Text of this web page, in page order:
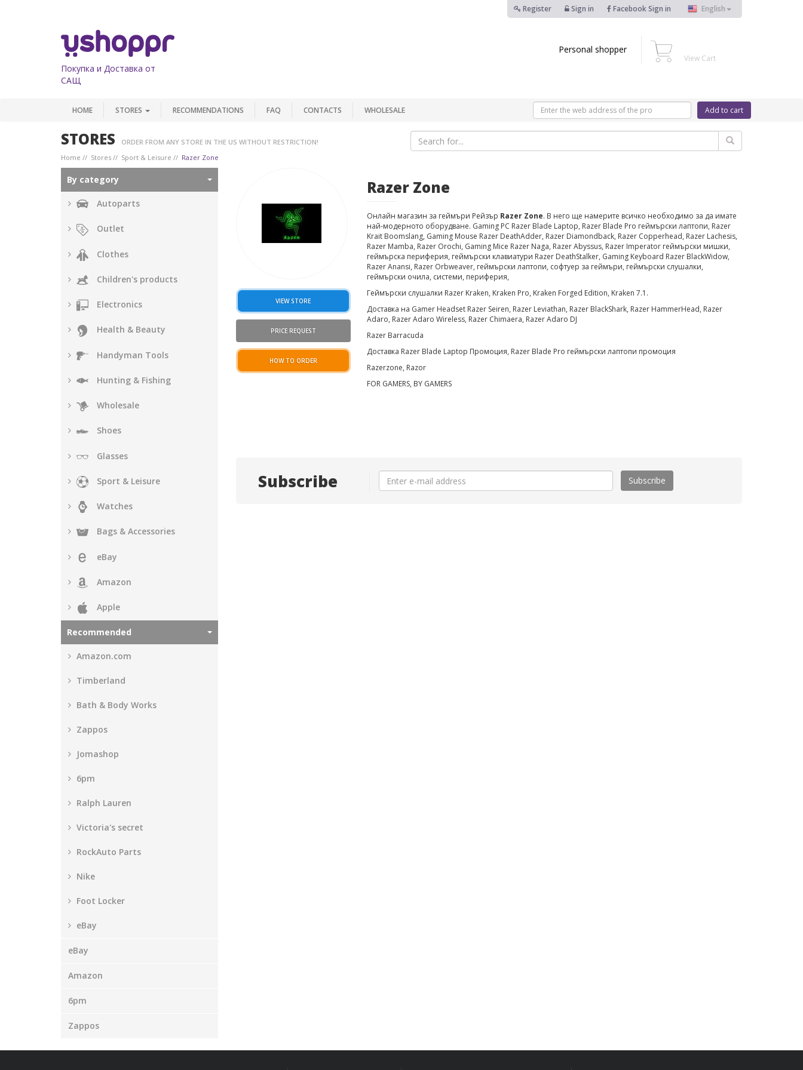
Register Sign in Facebook Sign in English
Покупка и Доставка от
САЩ
Personal shopper
View Cart
Add to cart
HOME STORES RECOMMENDATIONS FAQ CONTACTS WHOLESALE
STORES
ORDER FROM ANY STORE IN THE US WITHOUT RESTRICTION!
Home
Stores Sport & Leisure Razer Zone
By category
Autoparts
Outlet
Clothes
Children's products
Electronics
Health & Beauty
Handyman Tools
Hunting & Fishing
Wholesale
Shoes
Glasses
Sport & Leisure
Watches
Bags & Accessories
eBay
Amazon
Apple
Recommended
Amazon.com
Timberland
Bath & Body Works
Zappos
Jomashop
6pm
Ralph Lauren
Victoria's secret
RockAuto Parts
Nike
Foot Locker
eBay
eBay
Amazon
6pm
Zappos
VIEW STORE
PRICE REQUEST
HOW TO ORDER
Razer Zone
Онлайн магазин за геймъри Рейзър Razer Zone. В него ще намерите всичко необходимо за да имате
най-модерното оборудване. Gaming PC Razer Blade Laptop, Razer Blade Pro геймърски лаптопи, Razer
Krait Boomslang, Gaming Mouse Razer DeathAdder, Razer Diamondback, Razer Copperhead, Razer Lachesis,
Razer Mamba, Razer Orochi, Gaming Mice Razer Naga, Razer Abyssus, Razer Imperator геймърски мишки,
геймърска периферия, геймърски клавиатури Razer DeathStalker, Gaming Keyboard Razer BlackWidow,
Razer Anansi, Razer Orbweaver, геймърски лаптопи, софтуер за геймъри, геймърски слушалки,
геймърски очила, системи, периферия,
Геймърски слушалки Razer Kraken, Kraken Pro, Kraken Forged Edition, Kraken 7.1.
Доставка на Gamer Headset Razer Seiren, Razer Leviathan, Razer BlackShark, Razer HammerHead, Razer
Adaro, Razer Adaro Wireless, Razer Chimaera, Razer Adaro DJ
Razer Barracuda
Доставка Razer Blade Laptop Промоция, Razer Blade Pro геймърски лаптопи промоция
Razerzone, Razor
FOR GAMERS, BY GAMERS
Subscribe Subscribe